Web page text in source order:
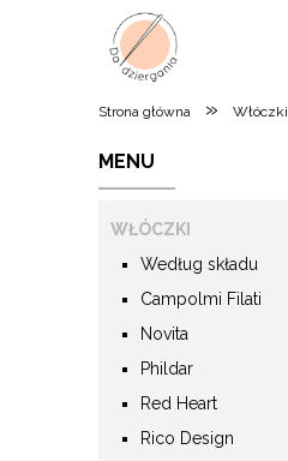
Strona główna » Włóczki
MENU
WŁÓCZKI
Według składu
Campolmi Filati
Novita
Phildar
Red Heart
Rico Design